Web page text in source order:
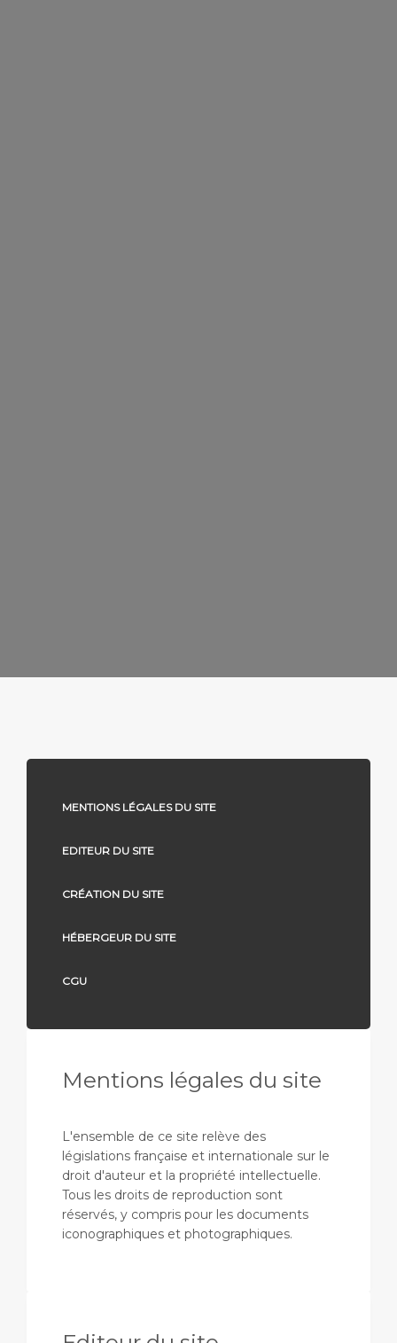
MENTIONS LÉGALES DU SITE
EDITEUR DU SITE
CRÉATION DU SITE
HÉBERGEUR DU SITE
CGU
Mentions légales du site
L'ensemble de ce site relève des
législations française et internationale sur le
droit d'auteur et la propriété intellectuelle.
Tous les droits de reproduction sont
réservés, y compris pour les documents
iconographiques et photographiques.